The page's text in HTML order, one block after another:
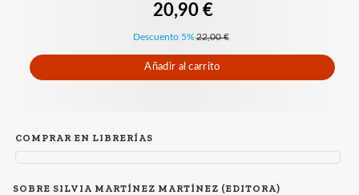
20,90 €
Descuento 5% 22,00 €
Añadir al carrito
COMPRAR EN LIBRERÍAS
SOBRE SILVIA MARTÍNEZ MARTÍNEZ (EDITORA)